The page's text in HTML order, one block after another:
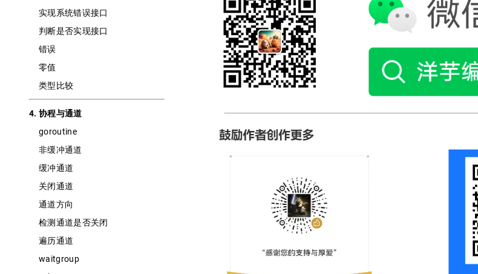
实现系统错误接口
判断是否实现接口
错误
零值
类型比较
4. 协程与通道
goroutine
非缓冲通道
缓冲通道
关闭通道
通道方向
检测通道是否关闭
遍历通道
waitgroup